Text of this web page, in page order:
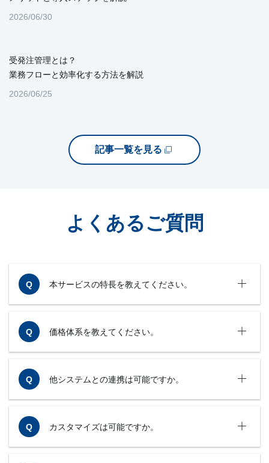
2026/06/30
受発注管理とは？
業務フローと効率化する方法を解説
2026/06/25
記事一覧を見る
よくあるご質問
本サービスの特長を教えてください。
価格体系を教えてください。
他システムとの連携は可能ですか。
カスタマイズは可能ですか。